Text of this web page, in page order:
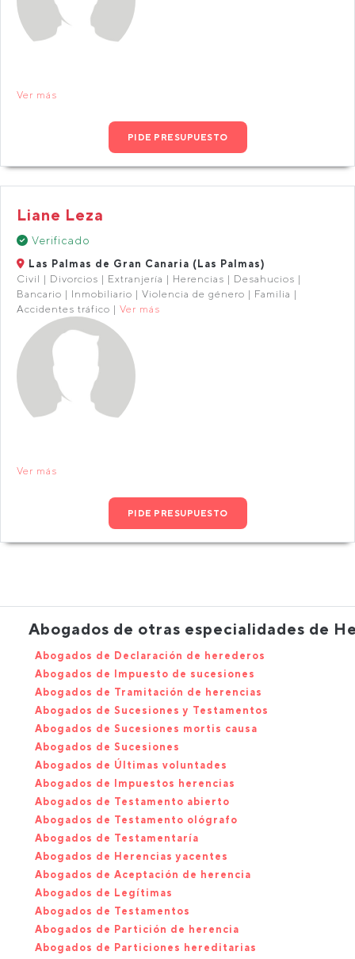
Ver más
PIDE PRESUPUESTO
Liane Leza
Verificado
Las Palmas de Gran Canaria (Las Palmas)
Civil | Divorcios | Extranjería | Herencias | Desahucios |
Bancario | Inmobiliario | Violencia de género | Familia |
Accidentes tráfico | Ver más
Ver más
PIDE PRESUPUESTO
Abogados de otras especialidades de
Abogados de Declaración de herederos
Abogados de Impuesto de sucesiones
Abogados de Tramitación de herencias
Abogados de Sucesiones y Testamentos
Abogados de Sucesiones mortis causa
Abogados de Sucesiones
Abogados de Últimas voluntades
Abogados de Impuestos herencias
Abogados de Testamento abierto
Abogados de Testamento ológrafo
Abogados de Testamentaría
Abogados de Herencias yacentes
Abogados de Aceptación de herencia
Abogados de Legítimas
Abogados de Testamentos
Abogados de Partición de herencia
Abogados de Particiones hereditarias